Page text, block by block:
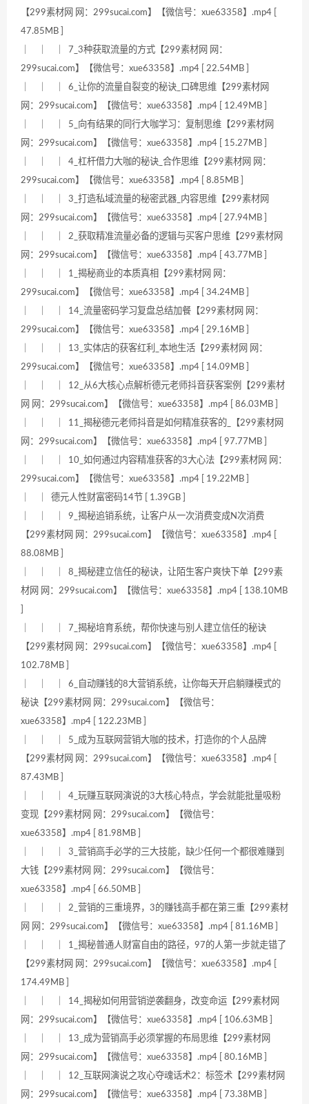
【299素材网 网：299sucai.com】【微信号：xue63358】.mp4 [
47.85MB ]
｜ ｜ ｜ 7_3种获取流量的方式【299素材网 网：
299sucai.com】【微信号：xue63358】.mp4 [ 22.54MB ]
｜ ｜ ｜ 6_让你的流量自裂变的秘诀_口碑思维【299素材网
网：299sucai.com】【微信号：xue63358】.mp4 [ 12.49MB ]
｜ ｜ ｜ 5_向有结果的同行大咖学习：复制思维【299素材网
网：299sucai.com】【微信号：xue63358】.mp4 [ 15.27MB ]
｜ ｜ ｜ 4_杠杆借力大咖的秘诀_合作思维【299素材网 网：
299sucai.com】【微信号：xue63358】.mp4 [ 8.85MB ]
｜ ｜ ｜ 3_打造私域流量的秘密武器_内容思维【299素材网
网：299sucai.com】【微信号：xue63358】.mp4 [ 27.94MB ]
｜ ｜ ｜ 2_获取精准流量必备的逻辑与买客户思维【299素材网
网：299sucai.com】【微信号：xue63358】.mp4 [ 43.77MB ]
｜ ｜ ｜ 1_揭秘商业的本质真相【299素材网 网：
299sucai.com】【微信号：xue63358】.mp4 [ 34.24MB ]
｜ ｜ ｜ 14_流量密码学习复盘总结加餐【299素材网 网：
299sucai.com】【微信号：xue63358】.mp4 [ 29.16MB ]
｜ ｜ ｜ 13_实体店的获客红利_本地生活【299素材网 网：
299sucai.com】【微信号：xue63358】.mp4 [ 14.09MB ]
｜ ｜ ｜ 12_从6大核心点解析德元老师抖音获客案例【299素材
网 网：299sucai.com】【微信号：xue63358】.mp4 [ 86.03MB ]
｜ ｜ ｜ 11_揭秘德元老师抖音是如何精准获客的_【299素材网
网：299sucai.com】【微信号：xue63358】.mp4 [ 97.77MB ]
｜ ｜ ｜ 10_如何通过内容精准获客的3大心法【299素材网 网：
299sucai.com】【微信号：xue63358】.mp4 [ 19.22MB ]
｜ ｜ 德元人性财富密码14节 [ 1.39GB ]
｜ ｜ ｜ 9_揭秘追销系统，让客户从一次消费变成N次消费
【299素材网 网：299sucai.com】【微信号：xue63358】.mp4 [
88.08MB ]
｜ ｜ ｜ 8_揭秘建立信任的秘诀，让陌生客户爽快下单【299素
材网 网：299sucai.com】【微信号：xue63358】.mp4 [ 138.10MB
｜ ｜ ｜ 7_揭秘培育系统，帮你快速与别人建立信任的秘诀
【299素材网 网：299sucai.com】【微信号：xue63358】.mp4 [
102.78MB ]
｜ ｜ ｜ 6_自动赚钱的8大营销系统，让你每天开启躺赚模式的
秘诀【299素材网 网：299sucai.com】【微信号：
xue63358】.mp4 [ 122.23MB ]
｜ ｜ ｜ 5_成为互联网营销大咖的技术，打造你的个人品牌
【299素材网 网：299sucai.com】【微信号：xue63358】.mp4 [
87.43MB ]
｜ ｜ ｜ 4_玩赚互联网演说的3大核心特点，学会就能批量吸粉
变现【299素材网 网：299sucai.com】【微信号：
xue63358】.mp4 [ 81.98MB ]
｜ ｜ ｜ 3_营销高手必学的三大技能，缺少任何一个都很难赚到
大钱【299素材网 网：299sucai.com】【微信号：
xue63358】.mp4 [ 66.50MB ]
｜ ｜ ｜ 2_营销的三重境界，3的赚钱高手都在第三重【299素材
网 网：299sucai.com】【微信号：xue63358】.mp4 [ 81.16MB ]
｜ ｜ ｜ 1_揭秘普通人财富自由的路径，97的人第一步就走错了
【299素材网 网：299sucai.com】【微信号：xue63358】.mp4 [
174.49MB ]
｜ ｜ ｜ 14_揭秘如何用营销逆袭翻身，改变命运【299素材网
网：299sucai.com】【微信号：xue63358】.mp4 [ 106.63MB ]
｜ ｜ ｜ 13_成为营销高手必须掌握的布局思维【299素材网
网：299sucai.com】【微信号：xue63358】.mp4 [ 80.16MB ]
｜ ｜ ｜ 12_互联网演说之攻心夺魂话术2：标签术【299素材网
网：299sucai.com】【微信号：xue63358】.mp4 [ 73.38MB ]